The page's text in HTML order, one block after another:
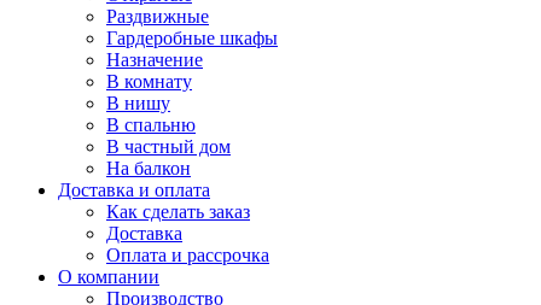
Раздвижные
Гардеробные шкафы
Назначение
В комнату
В нишу
В спальню
В частный дом
На балкон
Доставка и оплата
Как сделать заказ
Доставка
Оплата и рассрочка
О компании
Производство